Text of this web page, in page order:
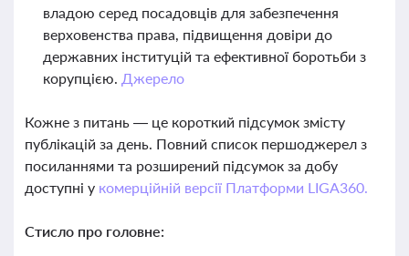
владою серед посадовців для забезпечення
верховенства права, підвищення довіри до
державних інституцій та ефективної боротьби з
корупцією. Джерело
Кожне з питань — це короткий підсумок змісту
публікацій за день. Повний список першоджерел з
посиланнями та розширений підсумок за добу
доступні у комерційній версії Платформи LIGA360.
Стисло про головне: